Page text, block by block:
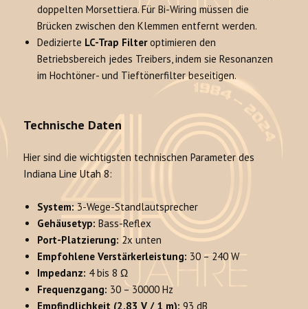
doppelten Morsettiera. Für Bi-Wiring müssen die
Brücken zwischen den Klemmen entfernt werden.
Dedizierte LC-Trap Filteroptimieren den
Betriebsbereich jedes Treibers, indem sie Resonanzen
im Hochtöner- und Tieftönerfilter beseitigen.
Technische Daten
Hier sind die wichtigsten technischen Parameter des
Indiana Line Utah 8:
System: 3-Wege-Standlautsprecher
Gehäusetyp: Bass-Reflex
Port-Platzierung: 2x unten
Empfohlene Verstärkerleistung: 30 – 240 W
Impedanz: 4 bis 8 Ω
Frequenzgang: 30 – 30000 Hz
Empfindlichkeit (2.83 V / 1 m): 93 dB